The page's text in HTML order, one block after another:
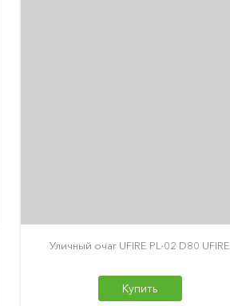
Уличный очаг UFIRE PL-02 D80 UFIRE
Купить